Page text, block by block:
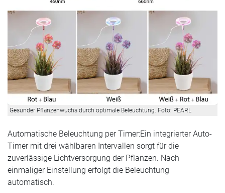
Gesunder Pflanzenwuchs durch optimale Beleuchtung. Foto: PEARL
Automatische Beleuchtung per Timer:Ein integrierter Auto-
Timer mit drei wählbaren Intervallen sorgt für die
zuverlässige Lichtversorgung der Pflanzen. Nach
einmaliger Einstellung erfolgt die Beleuchtung
automatisch.